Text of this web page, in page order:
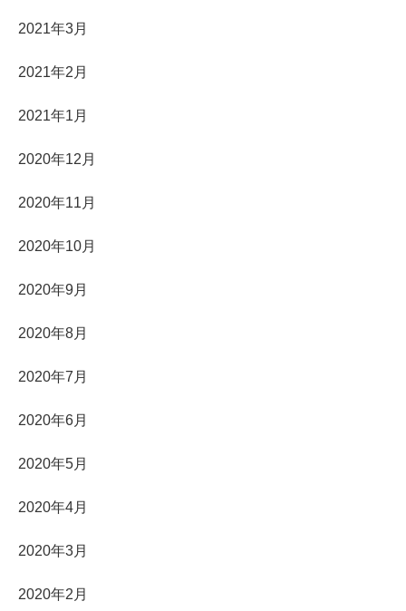
2021年3月
2021年2月
2021年1月
2020年12月
2020年11月
2020年10月
2020年9月
2020年8月
2020年7月
2020年6月
2020年5月
2020年4月
2020年3月
2020年2月